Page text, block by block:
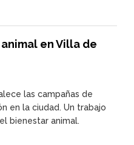
en Villa de
las campañas de
en la ciudad. Un trabajo
bienestar animal.